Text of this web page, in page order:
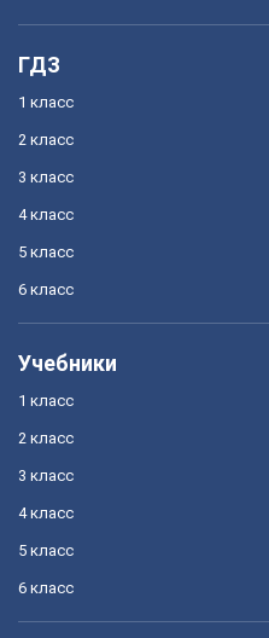
ГДЗ
1 класс
2 класс
3 класс
4 класс
5 класс
6 класс
Учебники
1 класс
2 класс
3 класс
4 класс
5 класс
6 класс